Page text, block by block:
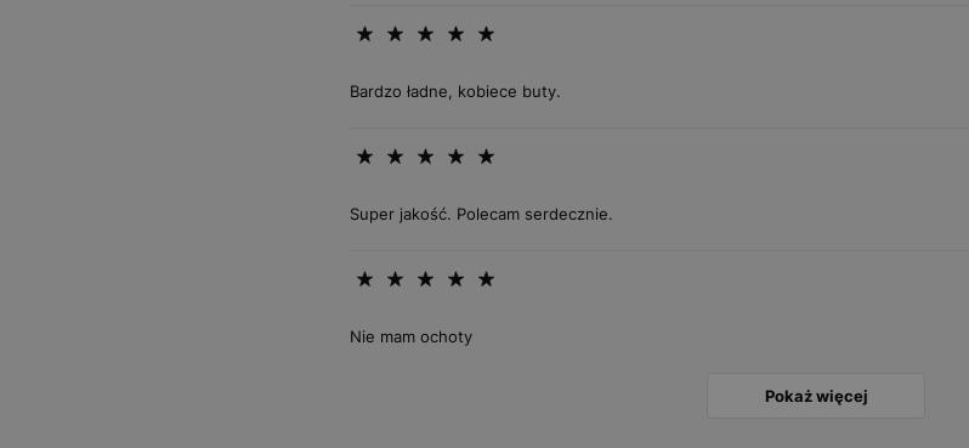
Bardzo ładne, kobiece buty.
Super jakość. Polecam serdecznie.
Nie mam ochoty
Pokaż więcej